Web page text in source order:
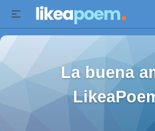
La buena